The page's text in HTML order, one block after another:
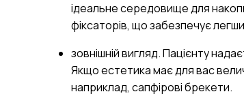
ідеальне середовище для
фіксаторів, що забезпечує
зовнішній вигляд. Пацієнту
Якщо естетика має для вас
наприклад, сапфірові брекети.